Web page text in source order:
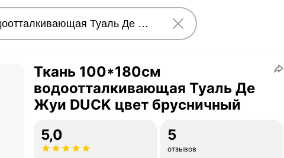
Ткань 100*180см
водоотталкивающая Туаль Де
Жуи DUCK цвет брусничный
5,0
5
отзывов